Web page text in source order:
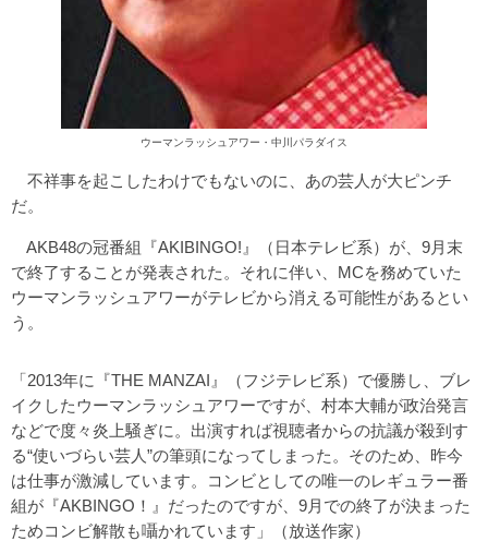
ウーマンラッシュアワー・中川パラダイス
不祥事を起こしたわけでもないのに、あの芸人が大ピンチ
だ。
AKB48の冠番組『AKIBINGO!』（日本テレビ系）が、9月末
で終了することが発表された。それに伴い、MCを務めていた
ウーマンラッシュアワーがテレビから消える可能性があるとい
う。
「2013年に『THE MANZAI』（フジテレビ系）で優勝し、ブレ
イクしたウーマンラッシュアワーですが、村本大輔が政治発言
などで度々炎上騒ぎに。出演すれば視聴者からの抗議が殺到す
る“使いづらい芸人”の筆頭になってしまった。そのため、昨今
は仕事が激減しています。コンビとしての唯一のレギュラー番
組が『AKBINGO！』だったのですが、9月での終了が決まった
ためコンビ解散も囁かれています」（放送作家）